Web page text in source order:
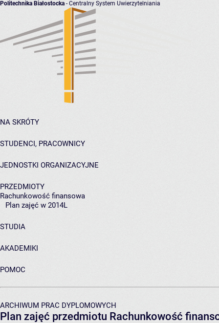
Politechnika Białostocka - Centralny System Uwierzytelniania
NA SKRÓTY
STUDENCI, PRACOWNICY
JEDNOSTKI ORGANIZACYJNE
PRZEDMIOTY
Rachunkowość finansowa
Plan zajęć w 2014L
STUDIA
AKADEMIKI
POMOC
ARCHIWUM PRAC DYPLOMOWYCH
Plan zajęć przedmiotu Rachunkowość